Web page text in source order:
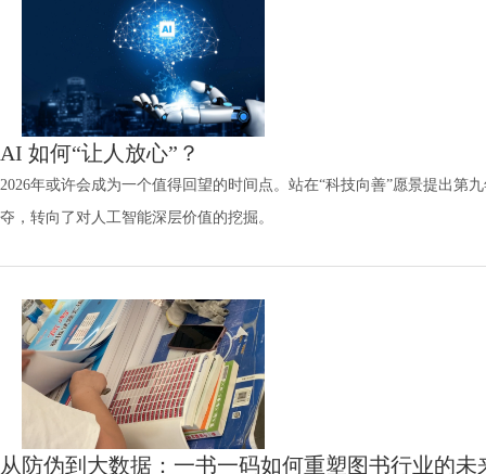
AI 如何“让人放心”？
2026年或许会成为一个值得回望的时间点。站在“科技向善”愿景提出第
夺，转向了对人工智能深层价值的挖掘。
从防伪到大数据：一书一码如何重塑图书行业的未